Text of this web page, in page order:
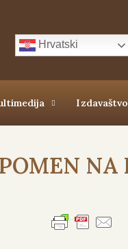
Hrvatski
Izdavaštvo
NA